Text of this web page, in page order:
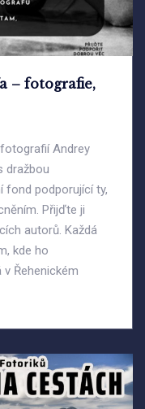
– fotografie,
Andrey
dražbou
fond podporující ty,
Přijďte ji
autorů. Každá
kde ho
Řehenickém